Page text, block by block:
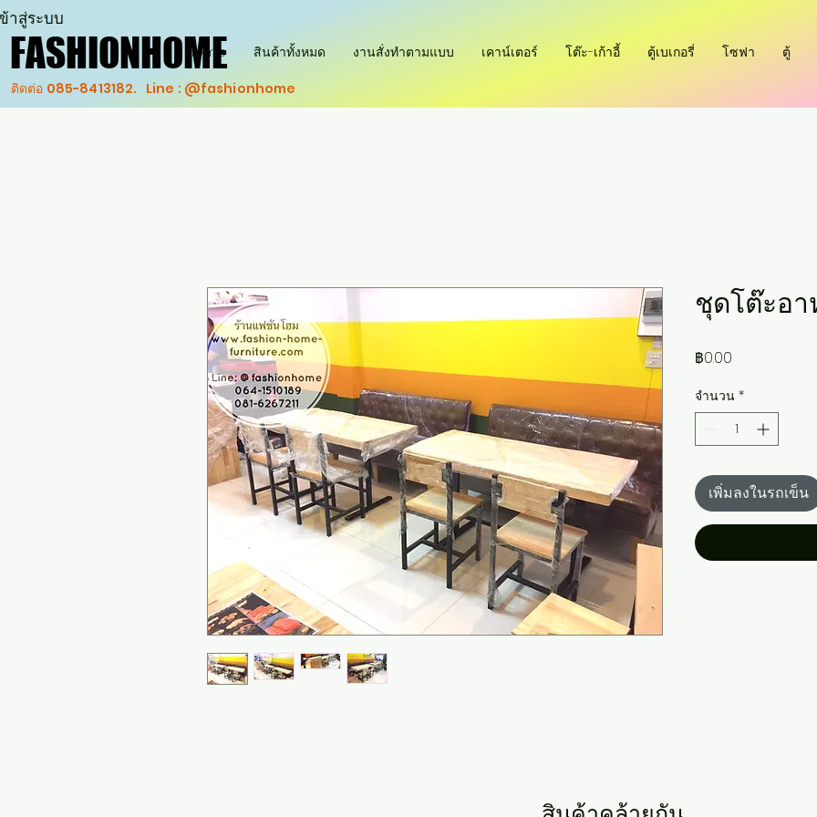
FASHIONHOME
FASHIONHOME
ติดต่อ 085-8413182. Line : @fashionhome
าสู่ระบบ
Home สินค้าทั้งหมด งานสั่งทำตามแบบ เคาน์เตอร์ โต๊ะ-เก้าอี้ ตู้เบเกอรี่ โซฟา ตู้
ชุดโต๊ะอา
฿0.00
จำนวน *
เพิ่มลงในรถเข็น